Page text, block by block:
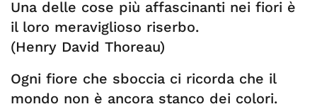
Una delle cose più affascinanti nei fiori è
il loro meraviglioso riserbo.
(Henry David Thoreau)
Ogni fiore che sboccia ci ricorda che il
mondo non è ancora stanco dei colori.